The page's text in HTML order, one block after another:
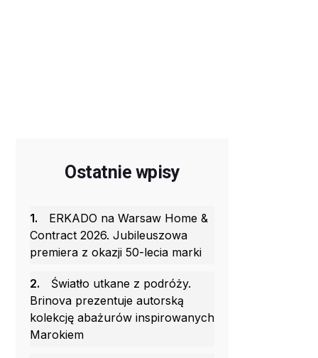
Ostatnie wpisy
1.
ERKADO na Warsaw Home &
Contract 2026. Jubileuszowa
premiera z okazji 50-lecia marki
2.
Światło utkane z podróży.
Brinova prezentuje autorską
kolekcję abażurów inspirowanych
Marokiem